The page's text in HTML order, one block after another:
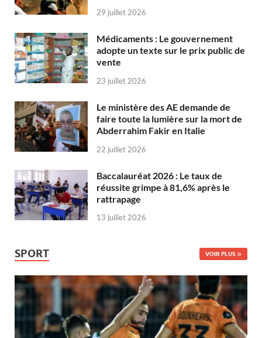
29 juillet 2026
Médicaments : Le gouvernement
adopte un texte sur le prix public de
vente
23 juillet 2026
Le ministère des AE demande de
faire toute la lumière sur la mort de
Abderrahim Fakir en Italie
22 juillet 2026
Baccalauréat 2026 : Le taux de
réussite grimpe à 81,6% après le
rattrapage
13 juillet 2026
SPORT VOIR PLUS